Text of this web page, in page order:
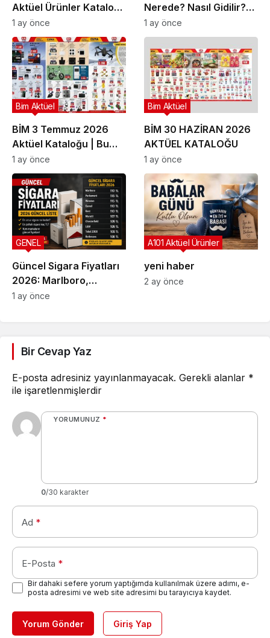
Aktüel Ürünler Kataloğu
| Bu Hafta İndirimde
Olan Ürünler
1 ay önce
Nerede? Nasıl Gidilir?
Güncel Gezi Rehberi
1 ay önce
BİM 3 Temmuz 2026
Aktüel Kataloğu | Bu
Hafta İndirime Giren
Ürünler
Bim Aktüel
1 ay önce
BİM 30 HAZİRAN 2026
AKTÜEL KATALOĞU
Bim Aktüel
1 ay önce
Güncel Sigara Fiyatları
2026: Marlboro,
Parliament, Winston,
GENEL
1 ay önce
yeni haber
A101 Aktüel Ürünler
2 ay önce
Bir Cevap Yaz
E-posta adresiniz yayınlanmayacak. Gerekli alanlar *
ile işaretlenmişlerdir
YORUMUNUZ *
0/30 karakter
Ad *
E-Posta *
Bir dahaki sefere yorum yaptığımda kullanılmak üzere adımı, e-
posta adresimi ve web site adresimi bu tarayıcıya kaydet.
Yorum Gönder Giriş Yap